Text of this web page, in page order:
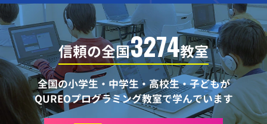
信頼の全国3274教室
全国の小学生・中学生・高校生・子どもが
QUREOプログラミング教室で学んでいます